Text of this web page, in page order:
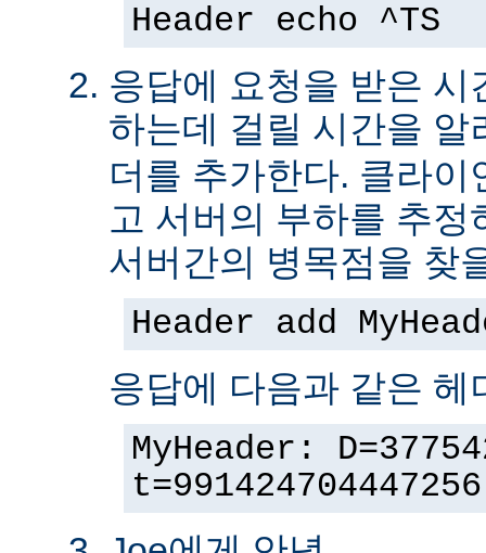
Header echo ^TS
응답에 요청을 받은 시
하는데 걸릴 시간을
더를 추가한다. 클라
고 서버의 부하를 추
서버간의 병목점을 찾
Header add
응답에 다음과 같은 헤
MyHeader:
t=991424704447256